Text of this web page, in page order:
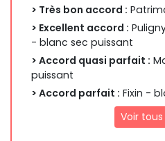
> Très bon accord :
> Excellent accord :
- blanc sec puissant
> Accord quasi parfait :
puissant
> Accord parfait : Fixin -
Voir